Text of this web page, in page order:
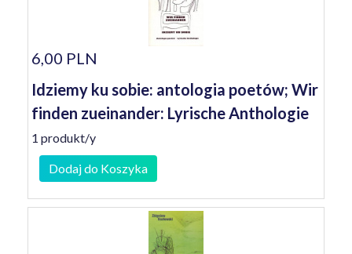
6,00 PLN
Idziemy ku sobie: antologia poetów; Wir
finden zueinander: Lyrische Anthologie
1 produkt/y
Dodaj do Koszyka